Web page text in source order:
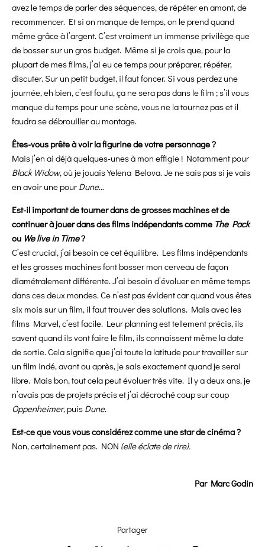
avez le temps de parler des séquences, de répéter en amont, de
recommencer. Et si on manque de temps, on le prend quand
même grâce à l’argent. C’est vraiment un immense privilège que
de bosser sur un gros budget. Même si je crois que, pour la
plupart de mes films, j’ai eu ce temps pour préparer, répéter,
discuter. Sur un petit budget, il faut foncer. Si vous perdez une
journée, eh bien, c’est foutu, ça ne sera pas dans le film ; s’il vous
manque du temps pour une scène, vous ne la tournez pas et il
faudra se débrouiller au montage.
Êtes-vous prête à voir la figurine de votre personnage ?
Mais j’en ai déjà quelques-unes à mon effigie ! Notamment pour
Black Widow, où je jouais Yelena Belova. Je ne sais pas si je vais
en avoir une pour Dune…
Est-il important de tourner dans de grosses machines et de
continuer à jouer dans des films indépendants comme The Pack
ou We live in Time?
C’est crucial, j’ai besoin ce cet équilibre. Les films indépendants
et les grosses machines font bosser mon cerveau de façon
diamétralement différente. J’ai besoin d’évoluer en même temps
dans ces deux mondes. Ce n’est pas évident car quand vous êtes
six mois sur un film, il faut trouver des solutions. Mais avec les
films Marvel, c’est facile. Leur planning est tellement précis, ils
savent quand ils vont faire le film, ils connaissent même la date
de sortie. Cela signifie que j’ai toute la latitude pour travailler sur
un film indé, avant ou après, je sais exactement quand je serai
libre. Mais bon, tout cela peut évoluer très vite. Il y a deux ans, je
n’avais pas de projets précis et j’ai décroché coup sur coup
Oppenheimer, puis Dune.
Est-ce que vous vous considérez comme une star de cinéma ?
Non, certainement pas. NON (elle éclate de rire).
Par Marc Godin
Partager